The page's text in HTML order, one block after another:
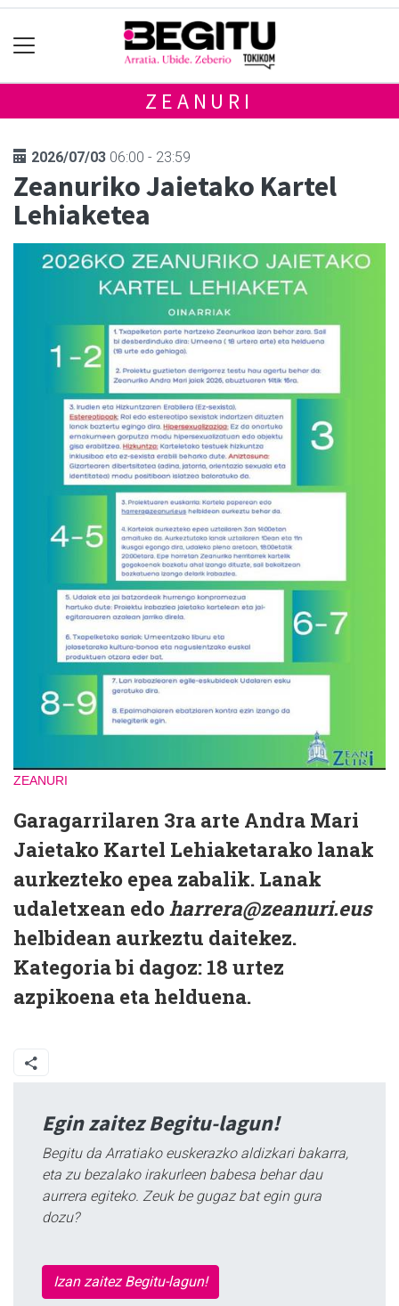
ZEANURI
2026/07/03 06:00 - 23:59
Zeanuriko Jaietako Kartel
Lehiaketea
ZEANURI
Garagarrilaren 3ra arte Andra Mari
Jaietako Kartel Lehiaketarako lanak
aurkezteko epea zabalik. Lanak
udaletxean edoharrera@zeanuri.eus
helbidean aurkeztu daitekez.
Kategoria bi dagoz: 18 urtez
azpikoena eta helduena.
Egin zaitez Begitu-lagun!
Begitu da Arratiako euskerazko aldizkari bakarra,
eta zu bezalako irakurleen babesa behar dau
aurrera egiteko. Zeuk be gugaz bat egin gura
dozu?
Izan zaitez Begitu-lagun!